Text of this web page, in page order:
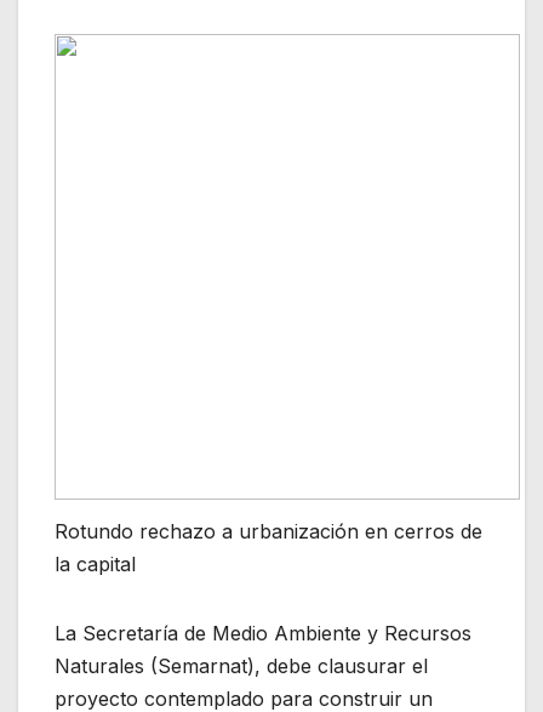
Rotundo rechazo a urbanización en cerros de
la capital
La Secretaría de Medio Ambiente y Recursos
Naturales (Semarnat), debe clausurar el
proyecto contemplado para construir un